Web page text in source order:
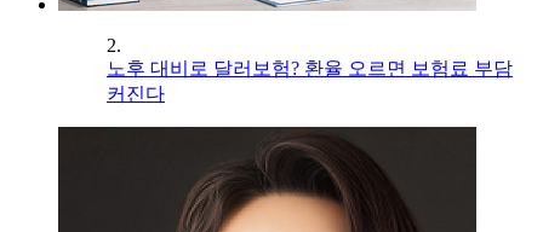
2.
노후 대비로 달러보험? 환율 오르면 보험료 부담
커진다